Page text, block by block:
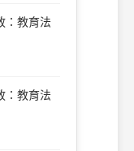
：教育法
：教育法